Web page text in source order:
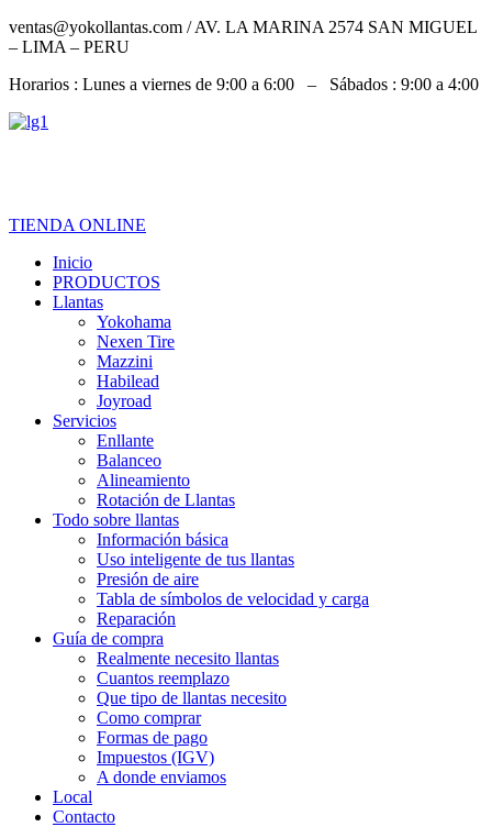
ventas@yokollantas.com / AV. LA MARINA 2574 SAN MIGUEL
– LIMA – PERU
Horarios : Lunes a viernes de 9:00 a 6:00 – Sábados : 9:00 a 4:00
TIENDA ONLINE
Inicio
PRODUCTOS
Llantas
Yokohama
Nexen Tire
Mazzini
Habilead
Joyroad
Servicios
Enllante
Balanceo
Alineamiento
Rotación de Llantas
Todo sobre llantas
Información básica
Uso inteligente de tus llantas
Presión de aire
Tabla de símbolos de velocidad y carga
Reparación
Guía de compra
Realmente necesito llantas
Cuantos reemplazo
Que tipo de llantas necesito
Como comprar
Formas de pago
Impuestos (IGV)
A donde enviamos
Local
Contacto